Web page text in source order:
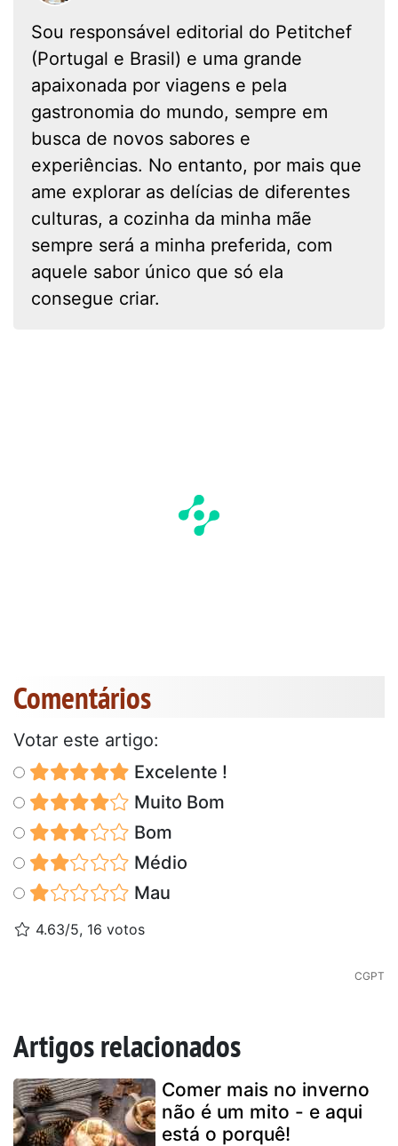
Sou responsável editorial do Petitchef
(Portugal e Brasil) e uma grande
apaixonada por viagens e pela
gastronomia do mundo, sempre em
busca de novos sabores e
experiências. No entanto, por mais que
ame explorar as delícias de diferentes
culturas, a cozinha da minha mãe
sempre será a minha preferida, com
aquele sabor único que só ela
consegue criar.
Comentários
Votar este artigo:
Excelente !
Muito Bom
Bom
Médio
Mau
4.63/5, 16 votos
CGPT
Artigos relacionados
Comer mais no inverno
não é um mito - e aqui
está o porquê!